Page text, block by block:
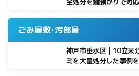
ごみ屋敷･汚部屋
神戸市垂水区 | 10立米
ミを大量処分した事例